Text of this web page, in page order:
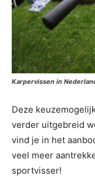
Karpervissen in
Deze
verder uitgebreid
vind je in het
veel meer
sportvisser!